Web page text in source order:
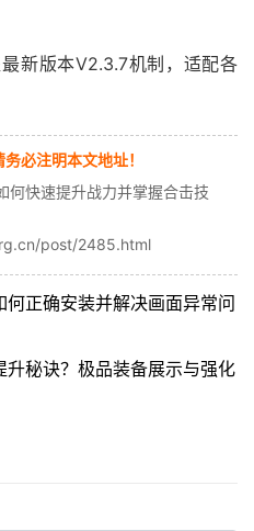
最新版本V2.3.7机制，适配各
必注明本文地址！
何快速提升战力并掌握合击技
post/2485.html
正确安装并解决画面异常问
升秘诀？极品装备展示与强化